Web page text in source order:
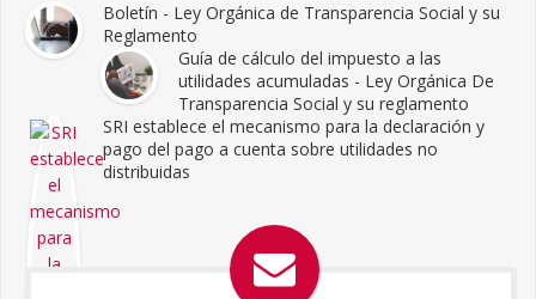
Boletín - Ley Orgánica de Transparencia Social y su
Reglamento
Guía de cálculo del impuesto a las
utilidades acumuladas - Ley Orgánica De
Transparencia Social y su reglamento
SRI establece el mecanismo para la declaración y
pago del pago a cuenta sobre utilidades no
distribuidas